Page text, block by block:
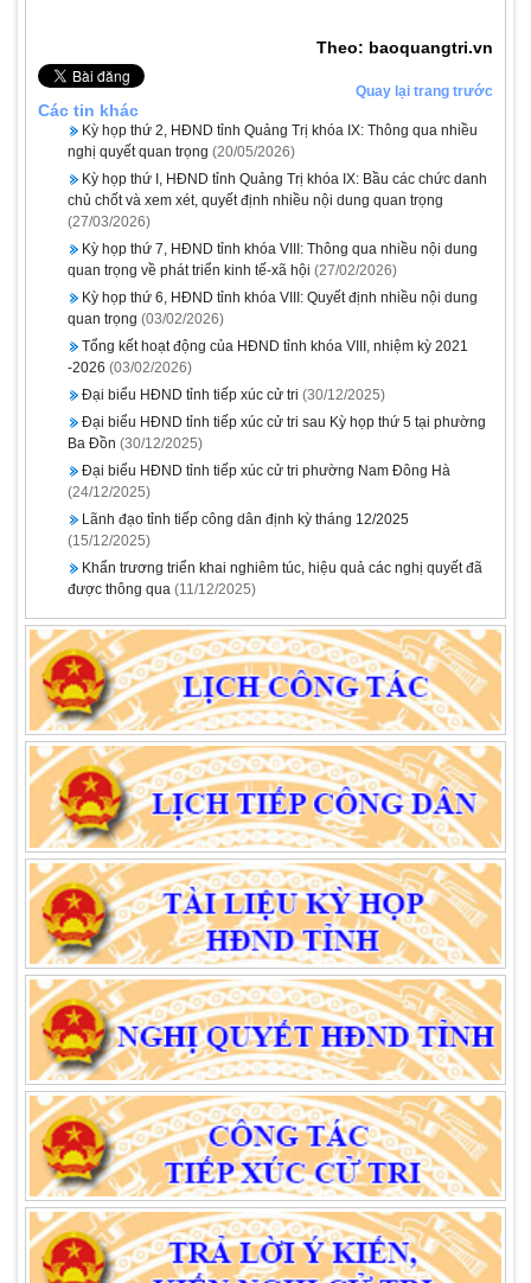
Theo: baoquangtri.vn
Quay lại trang trước
Các tin khác
Kỳ họp thứ 2, HĐND tỉnh Quảng Trị khóa IX: Thông qua nhiều
nghị quyết quan trọng (20/05/2026)
Kỳ họp thứ I, HĐND tỉnh Quảng Trị khóa IX: Bầu các chức danh
chủ chốt và xem xét, quyết định nhiều nội dung quan trọng
(27/03/2026)
Kỳ họp thứ 7, HĐND tỉnh khóa VIII: Thông qua nhiều nội dung
quan trọng về phát triển kinh tế-xã hội (27/02/2026)
Kỳ họp thứ 6, HĐND tỉnh khóa VIII: Quyết định nhiều nội dung
quan trọng (03/02/2026)
Tổng kết hoạt động của HĐND tỉnh khóa VIII, nhiệm kỳ 2021
-2026 (03/02/2026)
Đại biểu HĐND tỉnh tiếp xúc cử tri (30/12/2025)
Đại biểu HĐND tỉnh tiếp xúc cử tri sau Kỳ họp thứ 5 tại phường
Ba Đồn (30/12/2025)
Đại biểu HĐND tỉnh tiếp xúc cử tri phường Nam Đông Hà
(24/12/2025)
Lãnh đạo tỉnh tiếp công dân định kỳ tháng 12/2025
(15/12/2025)
Khẩn trương triển khai nghiêm túc, hiệu quả các nghị quyết đã
được thông qua (11/12/2025)